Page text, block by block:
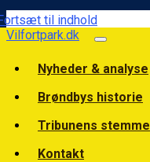
til indhold
Vilfortpark.dk
Nyheder & analyse
Brøndbys historie
Tribunens stemme
Kontakt